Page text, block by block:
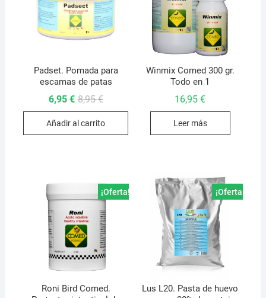
Padset. Pomada para
escamas de patas
8,95€El
era:
8,95 €.
6,95 €
El
es:
6,95 €.
Añadir al carrito
Winmix Comed 300 gr.
Todo en 1
16,95€
Leer más
¡Oferta!
Roni Bird Comed.
¡Oferta!
Lus L20. Pasta de huevo